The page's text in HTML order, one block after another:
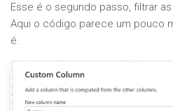
Esse é o segundo passo, filtrar
Aqui o código parece um pouco
é.